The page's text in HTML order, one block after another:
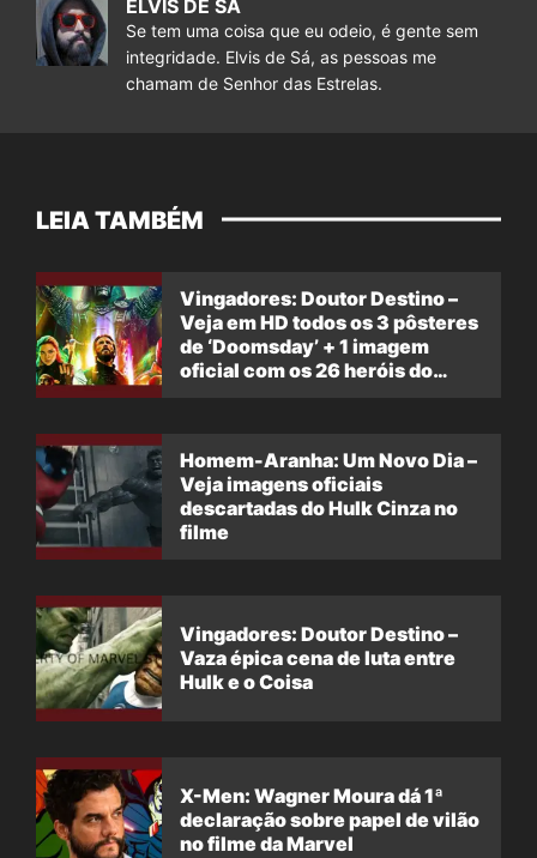
ELVIS DE SÁ
Se tem uma coisa que eu odeio, é gente sem
integridade. Elvis de Sá, as pessoas me
chamam de Senhor das Estrelas.
LEIA TAMBÉM
Vingadores: Doutor Destino –
Veja em HD todos os 3 pôsteres
de ‘Doomsday’ + 1 imagem
oficial com os 26 heróis do
Homem-Aranha: Um Novo Dia –
Veja imagens oficiais
descartadas do Hulk Cinza no
filme
Vingadores: Doutor Destino –
Vaza épica cena de luta entre
Hulk e o Coisa
X-Men: Wagner Moura dá 1ª
declaração sobre papel de vilão
no filme da Marvel